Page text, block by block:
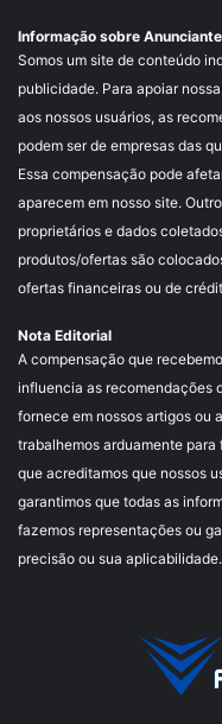
Informação sobre
Somos um site de conteúdo
publicidade. Para apoiar
aos nossos usuários, as
podem ser de empresas das
Essa compensação pode
aparecem em nosso site.
proprietários e dados
produtos/ofertas são
ofertas financeiras ou de
Nota Editorial
A compensação que
influencia as recomendações
fornece em nossos artigos ou
trabalhemos arduamente
que acreditamos que nossos
garantimos que todas as
fazemos representações ou
precisão ou sua aplicabilidade.